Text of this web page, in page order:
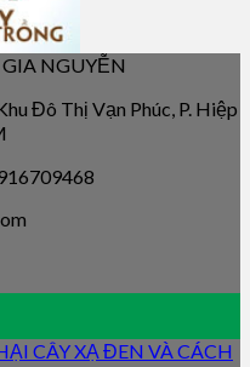
NGUYỄN
Đô Thị Vạn Phúc, P. Hiệp
CÂY XẠ ĐEN VÀ CÁCH